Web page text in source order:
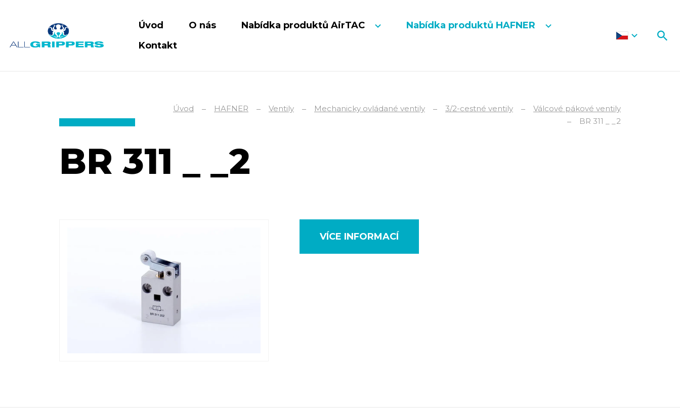
Úvod O nás Nabídka produktů AirTAC
Nabídka produktů HAFNER
Kontakt
Úvod HAFNER Ventily Mechanicky ovládané ventily 3/2-cestné ventily
Válcové pákové ventily
BR 311 _ _2
BR 311 _ _2
VÍCE INFORMACÍ